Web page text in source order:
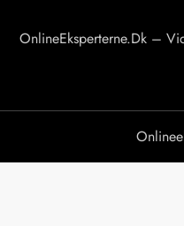
i
OnlineEksperterne.dk –